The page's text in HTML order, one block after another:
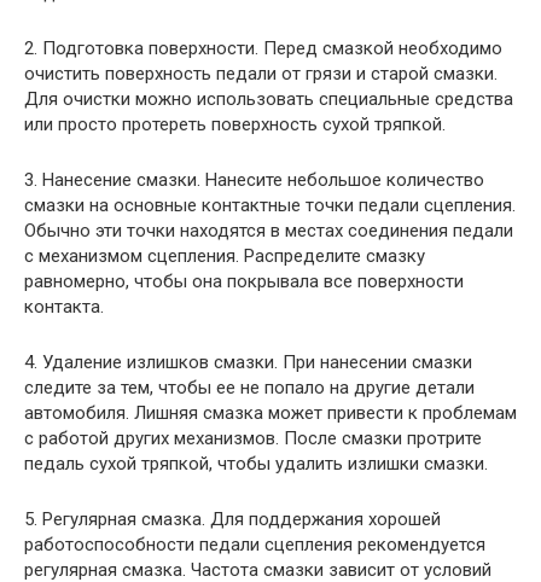
2. Подготовка поверхности. Перед смазкой необходимо
очистить поверхность педали от грязи и старой смазки.
Для очистки можно использовать специальные средства
или просто протереть поверхность сухой тряпкой.
3. Нанесение смазки. Нанесите небольшое количество
смазки на основные контактные точки педали сцепления.
Обычно эти точки находятся в местах соединения педали
с механизмом сцепления. Распределите смазку
равномерно, чтобы она покрывала все поверхности
контакта.
4. Удаление излишков смазки. При нанесении смазки
следите за тем, чтобы ее не попало на другие детали
автомобиля. Лишняя смазка может привести к проблемам
с работой других механизмов. После смазки протрите
педаль сухой тряпкой, чтобы удалить излишки смазки.
5. Регулярная смазка. Для поддержания хорошей
работоспособности педали сцепления рекомендуется
регулярная смазка. Частота смазки зависит от условий